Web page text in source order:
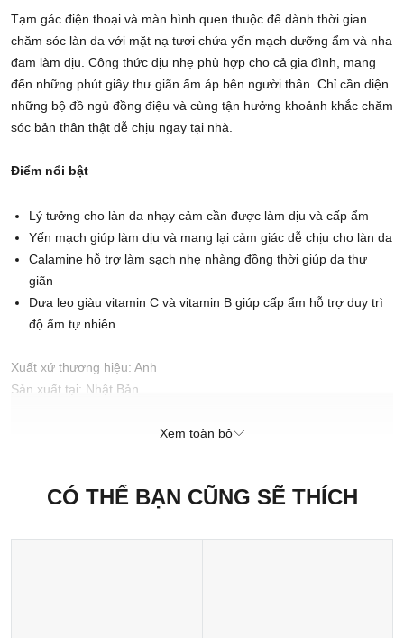
Tạm gác điện thoại và màn hình quen thuộc để dành thời gian
chăm sóc làn da với mặt nạ tươi chứa yến mạch dưỡng ẩm và nha
đam làm dịu. Công thức dịu nhẹ phù hợp cho cả gia đình, mang
đến những phút giây thư giãn ấm áp bên người thân. Chỉ cần diện
những bộ đồ ngủ đồng điệu và cùng tận hưởng khoảnh khắc chăm
sóc bản thân thật dễ chịu ngay tại nhà.
Điểm nổi bật
Lý tưởng cho làn da nhạy cảm cần được làm dịu và cấp ẩm
Yến mạch giúp làm dịu và mang lại cảm giác dễ chịu cho làn da
Calamine hỗ trợ làm sạch nhẹ nhàng đồng thời giúp da thư
giãn
Dưa leo giàu vitamin C và vitamin B giúp cấp ẩm hỗ trợ duy trì
độ ẩm tự nhiên
Xuất xứ thương hiệu: Anh
Sản xuất tại: Nhật Bản
Xem toàn bộ
CÓ THỂ BẠN CŨNG SẼ THÍCH